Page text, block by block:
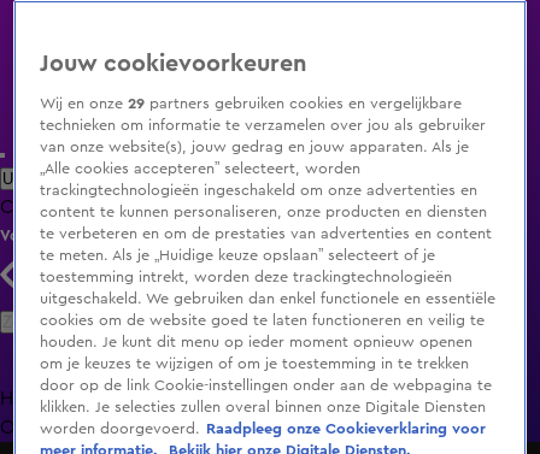
Uitzending Gemist Populaire programma's Zenders Genres
ClipsFilmsRadioSmart TV inlogShop
Volg KIJK
Zoeken
HomeUitzending Gemist Programma's De Bondgenoten
OranjezomerLivestreamsShop
Jouw cookievoorkeuren
Wij en onze29 partners gebruiken cookies en vergelijkbare
technieken om informatie te verzamelen over jou als gebruiker
van onze website(s), jouw gedrag en jouw apparaten. Als je
„Alle cookies accepteren” selecteert, worden
trackingtechnologieën ingeschakeld om onze advertenties en
content te kunnen personaliseren, onze producten en diensten
te verbeteren en om de prestaties van advertenties en content
te meten. Als je „Huidige keuze opslaan” selecteert of je
toestemming intrekt, worden deze trackingtechnologieën
uitgeschakeld. We gebruiken dan enkel functionele en essentiële
cookies om de website goed te laten functioneren en veilig te
houden. Je kunt dit menu op ieder moment opnieuw openen
om je keuzes te wijzigen of om je toestemming in te trekken
door op de link Cookie-instellingen onder aan de webpagina te
klikken. Je selecties zullen overal binnen onze Digitale Diensten
worden doorgevoerd.
Raadpleeg onze Cookieverklaring voor
meer informatie.
Bekijk hier onze Digitale Diensten.